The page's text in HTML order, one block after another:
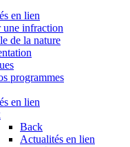
en lien
une infraction
de la nature
programmes
en lien
Back
Actualités en lien